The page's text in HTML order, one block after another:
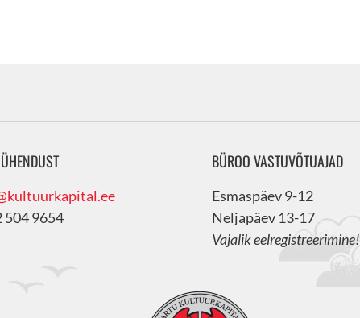
504 9654
BÜROO VASTUVÕTUAJAD
Esmaspäev 9-12
Neljapäev 13-17
Vajalik eelregistreerimine!